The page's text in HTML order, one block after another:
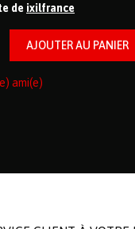
de ixilfrance
ami(e)